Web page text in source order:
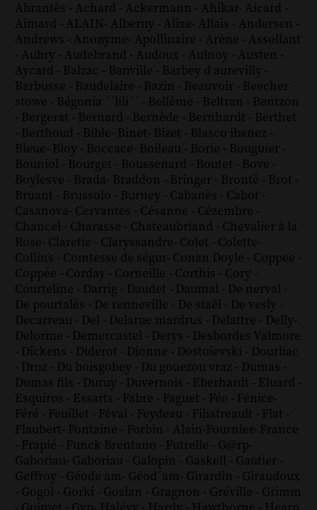
Abrantès - Achard - Ackermann - Ahikar- Aicard -
Aimard - ALAIN- Alberny - Alixe- Allais - Andersen -
Andrews - Anonyme- Apollinaire - Arène - Assollant
- Aubry - Audebrand - Audoux - Aulnoy - Austen -
Aycard - Balzac - Banville - Barbey d aurevilly -
Barbusse - Baudelaire - Bazin - Beauvoir - Beecher
stowe - Bégonia ´´lili´´ - Bellême - Beltran - Bentzon
- Bergerat - Bernard - Bernède - Bernhardt - Berthet
- Berthoud - Bible- Binet- Bizet - Blasco ibanez -
Bleue- Bloy - Boccace- Boileau - Borie - Bouguier -
Bouniol - Bourget - Boussenard - Boutet - Bove -
Boylesve - Brada- Braddon - Bringer - Brontë - Brot -
Bruant - Brussolo - Burney - Cabanès - Cabot -
Casanova- Cervantes - Césanne - Cézembre -
Chancel - Charasse - Chateaubriand - Chevalier à la
Rose- Claretie - Claryssandre- Colet - Colette-
Collins - Comtesse de ségur- Conan Doyle - Coppee -
Coppée - Corday - Corneille - Corthis - Cory -
Courteline - Darrig - Daudet - Daumal - De nerval -
De pourtalès - De renneville - De staël - De vesly -
Decarreau - Del - Delarue mardrus - Delattre - Delly-
Delorme - Demercastel - Derys - Desbordes Valmore
- Dickens - Diderot - Dionne - Dostoïevski - Dourliac
- Droz - Du boisgobey - Du gouezou vraz - Dumas -
Dumas fils - Duruy - Duvernois - Eberhardt - Eluard -
Esquiros - Essarts - Fabre - Faguet - Fée - Fénice-
Féré - Feuillet - Féval - Feydeau - Filiatreault - Flat -
Flaubert- Fontaine - Forbin - Alain-Fournier- France
- Frapié - Funck Brentano - Futrelle - G@rp-
Gaboriau- Gaboriau - Galopin - Gaskell - Gautier -
Geffroy - Géode am- Géod´am- Girardin - Giraudoux
- Gogol - Gorki - Gozlan - Gragnon - Gréville - Grimm